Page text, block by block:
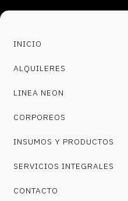
INICIO
ALQUILERES
LINEA NEON
CORPOREOS
INSUMOS Y PRODUCTOS
SERVICIOS INTEGRALES
CONTACTO